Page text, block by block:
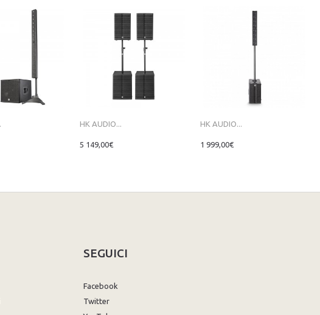
HK AUDIO...
5 149,00€
HK AUDIO...
1 999,00€
SEGUICI
Facebook
Twitter